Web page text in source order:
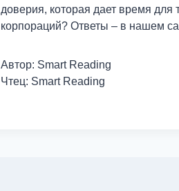
доверия, которая дает время для
корпораций? Ответы – в нашем
Автор: Smart Reading
Чтец: Smart Reading